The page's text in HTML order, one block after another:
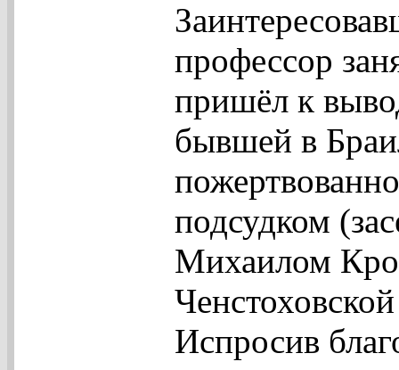
профессор
пришёл к
бывшей в
подсудком
Михаилом
Испросив